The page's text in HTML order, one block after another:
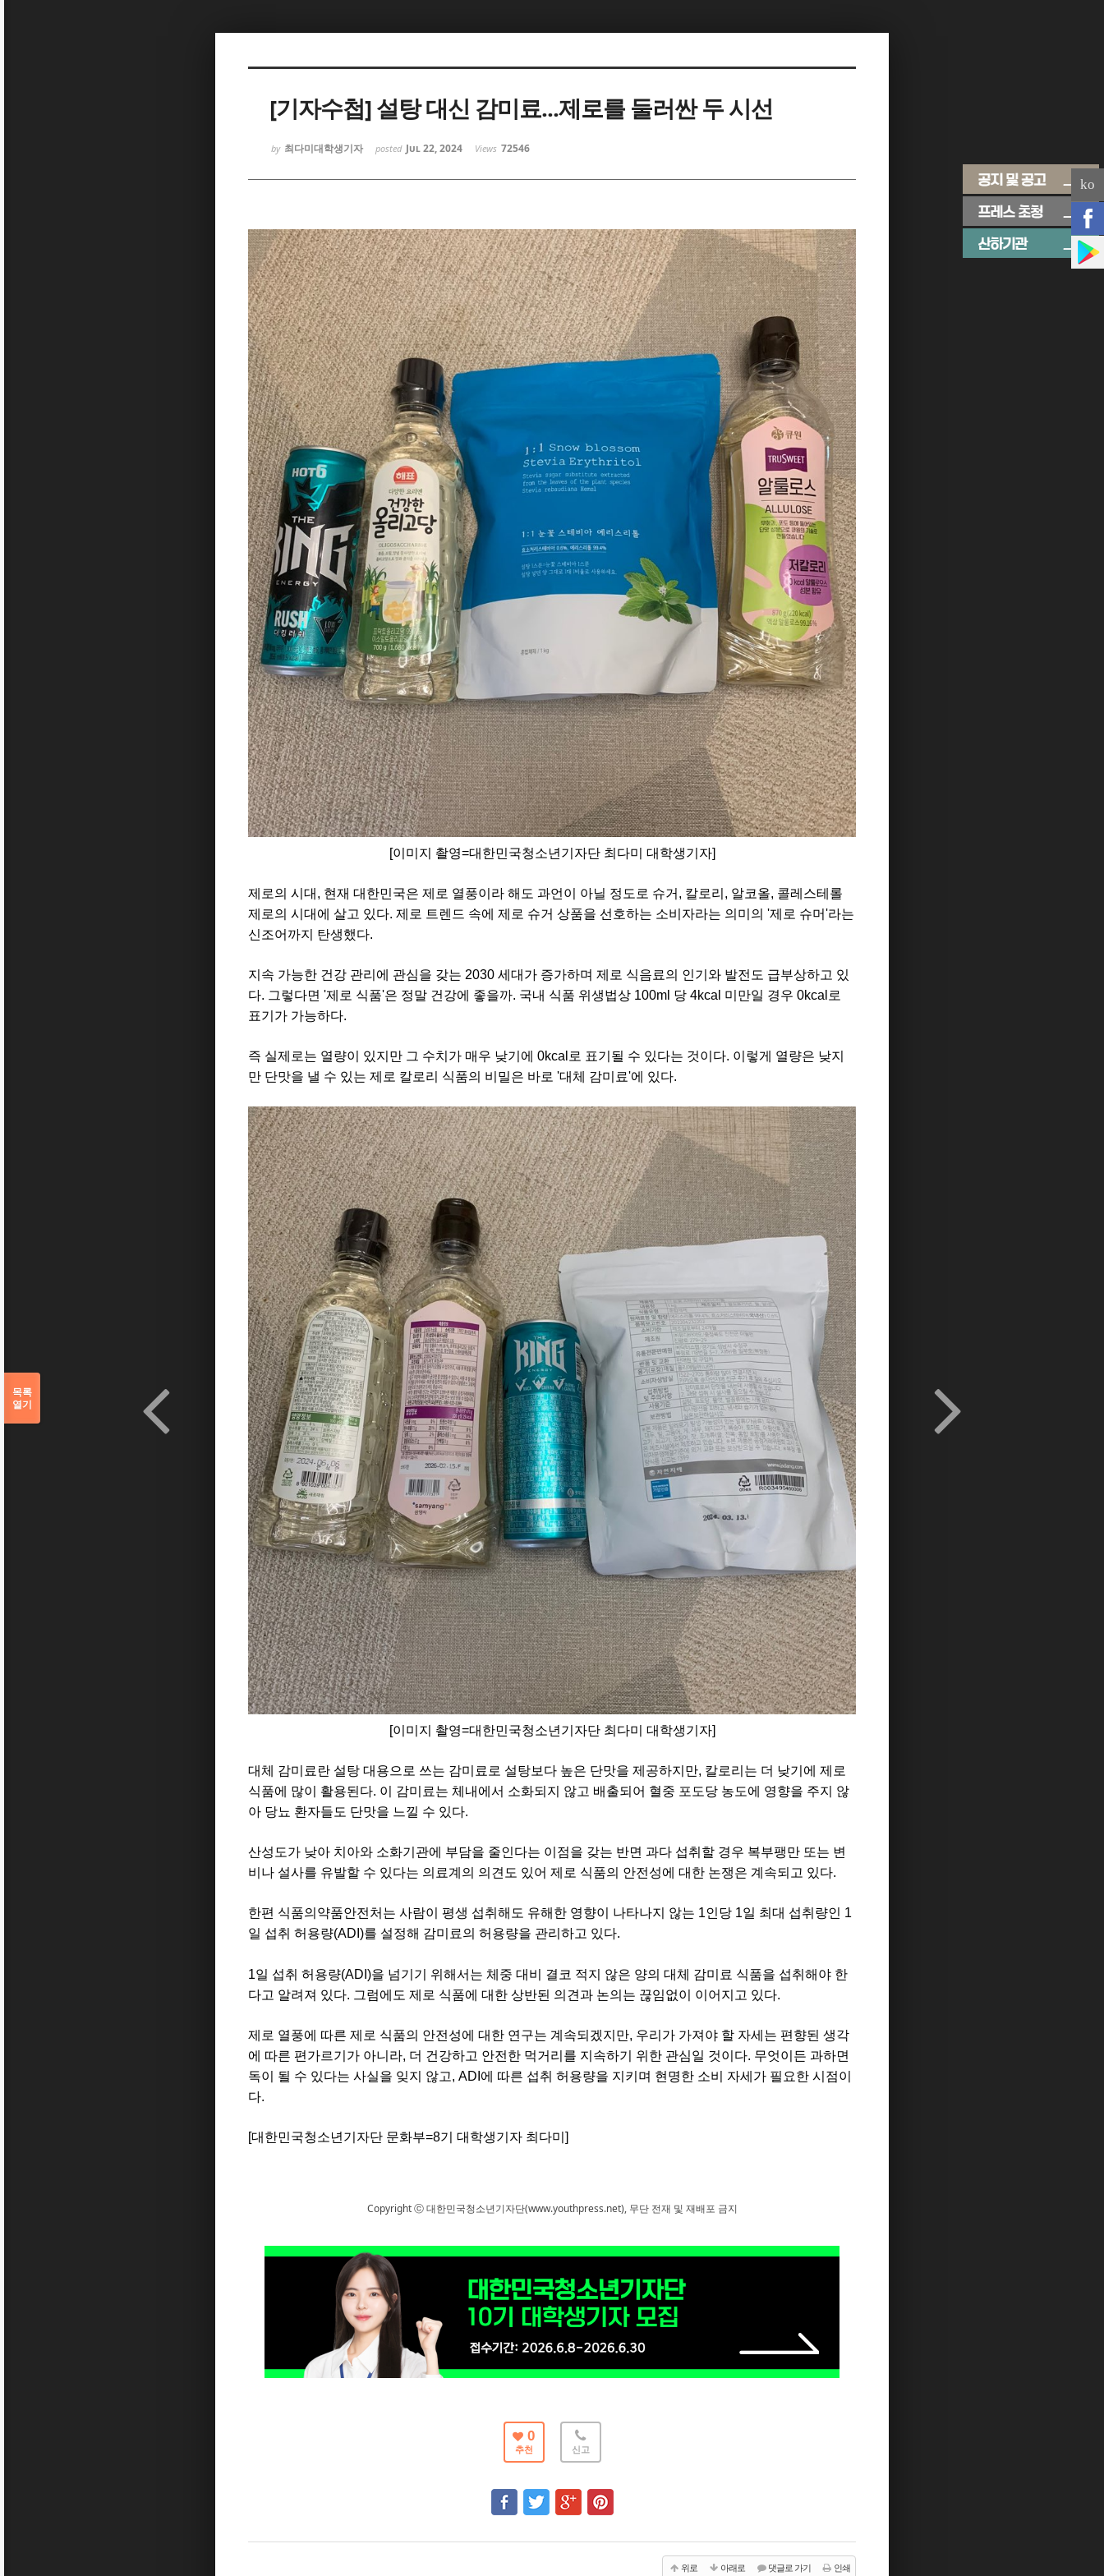
[기자수첩] 설탕 대신 감미료...제로를 둘러싼 두 시선
by 최다미대학생기자 posted Jul 22, 2024 Views 72546
[이미지 촬영=대한민국청소년기자단 최다미 대학생기자]
제로의 시대, 현재 대한민국은 제로 열풍이라 해도 과언이 아닐 정도로 슈거, 칼로리, 알코올, 콜레스테롤
제로의 시대에 살고 있다. 제로 트렌드 속에 제로 슈거 상품을 선호하는 소비자라는 의미의 '제로 슈머'라는
신조어까지 탄생했다.
지속 가능한 건강 관리에 관심을 갖는 2030 세대가 증가하며 제로 식음료의 인기와 발전도 급부상하고 있
다. 그렇다면 '제로 식품'은 정말 건강에 좋을까. 국내 식품 위생법상 100ml 당 4kcal 미만일 경우 0kcal로
표기가 가능하다.
즉 실제로는 열량이 있지만 그 수치가 매우 낮기에 0kcal로 표기될 수 있다는 것이다. 이렇게 열량은 낮지
만 단맛을 낼 수 있는 제로 칼로리 식품의 비밀은 바로 '대체 감미료'에 있다.
[이미지 촬영=대한민국청소년기자단 최다미 대학생기자]
대체 감미료란 설탕 대용으로 쓰는 감미료로 설탕보다 높은 단맛을 제공하지만, 칼로리는 더 낮기에 제로
식품에 많이 활용된다. 이 감미료는 체내에서 소화되지 않고 배출되어 혈중 포도당 농도에 영향을 주지 않
아 당뇨 환자들도 단맛을 느낄 수 있다.
산성도가 낮아 치아와 소화기관에 부담을 줄인다는 이점을 갖는 반면 과다 섭취할 경우 복부팽만 또는 변
비나 설사를 유발할 수 있다는 의료계의 의견도 있어 제로 식품의 안전성에 대한 논쟁은 계속되고 있다.
한편 식품의약품안전처는 사람이 평생 섭취해도 유해한 영향이 나타나지 않는 1인당 1일 최대 섭취량인 1
일 섭취 허용량(ADI)를 설정해 감미료의 허용량을 관리하고 있다.
1일 섭취 허용량(ADI)을 넘기기 위해서는 체중 대비 결코 적지 않은 양의 대체 감미료 식품을 섭취해야 한
다고 알려져 있다. 그럼에도 제로 식품에 대한 상반된 의견과 논의는 끊임없이 이어지고 있다.
제로 열풍에 따른 제로 식품의 안전성에 대한 연구는 계속되겠지만, 우리가 가져야 할 자세는 편향된 생각
에 따른 편가르기가 아니라, 더 건강하고 안전한 먹거리를 지속하기 위한 관심일 것이다. 무엇이든 과하면
독이 될 수 있다는 사실을 잊지 않고, ADI에 따른 섭취 허용량을 지키며 현명한 소비 자세가 필요한 시점이
다.
[대한민국청소년기자단 문화부=8기 대학생기자 최다미]
Copyright ⓒ 대한민국청소년기자단(www.youthpress.net), 무단 전재 및 재배포 금지
0
추천 신고
위로 아래로 댓글로 가기 인쇄
목록
열기
ko
Sketchbook5, 스케치북5
Sketchbook5, 스케치북5